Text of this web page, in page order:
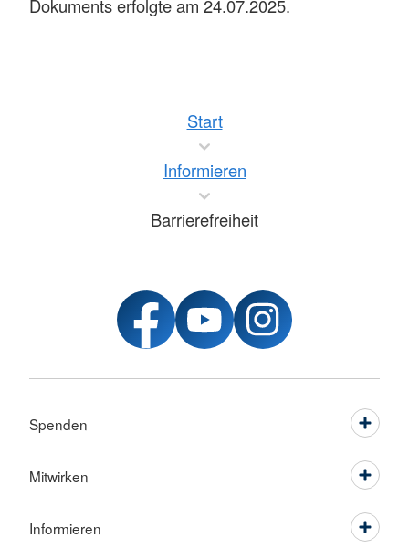
Dokuments erfolgte am 24.07.2025.
Start
Informieren
Barrierefreiheit
Spenden
Mitwirken
Informieren